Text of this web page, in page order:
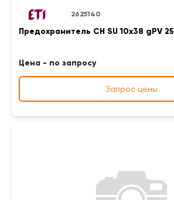
2625140
Предохранитель CH SU 10x38 gPV
Цена - по запросу
Запрос цены